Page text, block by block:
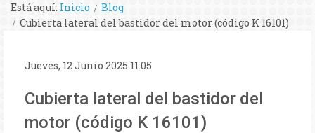
Está aquí: Inicio
Blog
Cubierta lateral del bastidor del motor (código K 16101)
Jueves, 12 Junio 2025 11:05
Cubierta lateral del bastidor del
motor (código K 16101)